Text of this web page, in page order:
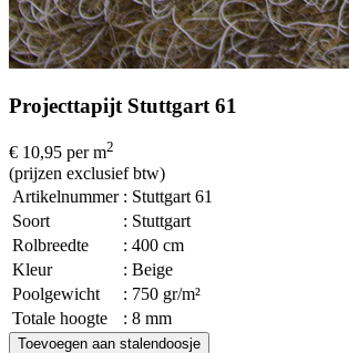
Projecttapijt Stuttgart 61
€ 10,95 per m2
(prijzen exclusief btw)
Artikelnummer : Stuttgart 61
Soort
: Stuttgart
Rolbreedte
: 400 cm
Kleur
: Beige
Poolgewicht
: 750 gr/m²
Totale hoogte
: 8 mm
Toevoegen aan stalendoosje